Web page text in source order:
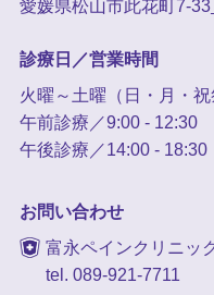
愛媛県松山市此花町7-33
診療日／営業時間
火曜～土曜（日・月・祝
午前診療／9:00 - 12:30
午後診療／14:00 - 18:30
お問い合わせ
富永ペインクリニッ
tel. 089-921-7711